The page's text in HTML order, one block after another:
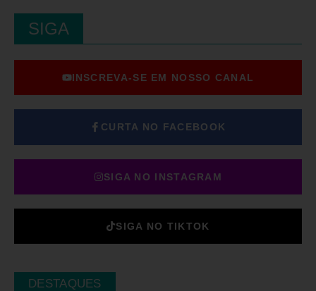
SIGA
INSCREVA-SE EM NOSSO CANAL
CURTA NO FACEBOOK
SIGA NO INSTAGRAM
SIGA NO TIKTOK
DESTAQUES